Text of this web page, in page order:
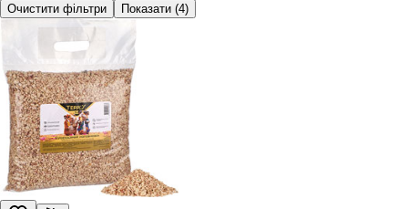
Очистити фільтри Показати (4)